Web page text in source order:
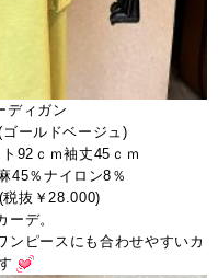
ィガン
ールドベージュ)
92ｃｍ袖丈45ｃｍ
45％ナイロン8％
抜￥28.000)
ーデ。
ンピースにも合わせやすいカ